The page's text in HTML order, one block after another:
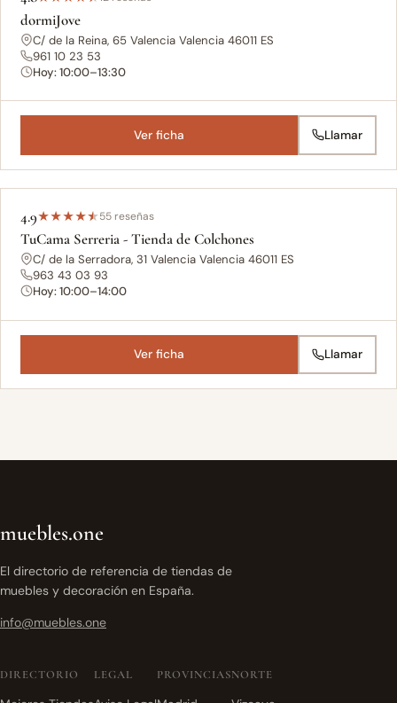
dormiJove
C/ de la Reina, 65 Valencia Valencia 46011 ES
961 10 23 53
Hoy: 10:00–13:30
Ver ficha Llamar
4.9★★★★★55 reseñas
TuCama Serreria - Tienda de Colchones
C/ de la Serradora, 31 Valencia Valencia 46011 ES
963 43 03 93
Hoy: 10:00–14:00
Ver ficha Llamar
muebles.one
El directorio de referencia de tiendas de
muebles y decoración en España.
info@muebles.one
DIRECTORIO LEGAL PROVINCIASNORTE